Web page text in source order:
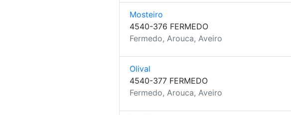
Mosteiro
4540-376 FERMEDO
Fermedo, Arouca, Aveiro
Olival
4540-377 FERMEDO
Fermedo, Arouca, Aveiro